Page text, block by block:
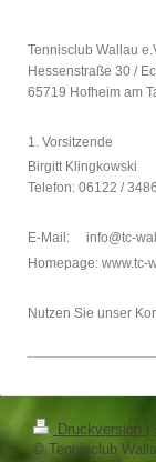
Tennisclub Wallau
Hessenstraße 30 /
65719 Hofheim am
1. Vorsitzende
Birgitt Klingkowski
Telefon: 06122 / 3486
E-Mail: info@tc-
Homepage: www.tc-
Nutzen Sie unser
Druckversion |
© Tennisclub